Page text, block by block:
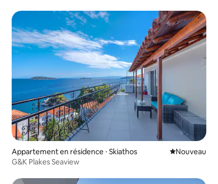
Appartement en résidence ⋅ Skiathos Nouvel
Nouveau
G&K Plakes Seaview